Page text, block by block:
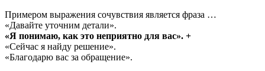
Примером выражения сочувствия является фраза …
«Давайте уточним детали».
«Я понимаю, как это неприятно для вас». +
«Сейчас я найду решение».
«Благодарю вас за обращение».